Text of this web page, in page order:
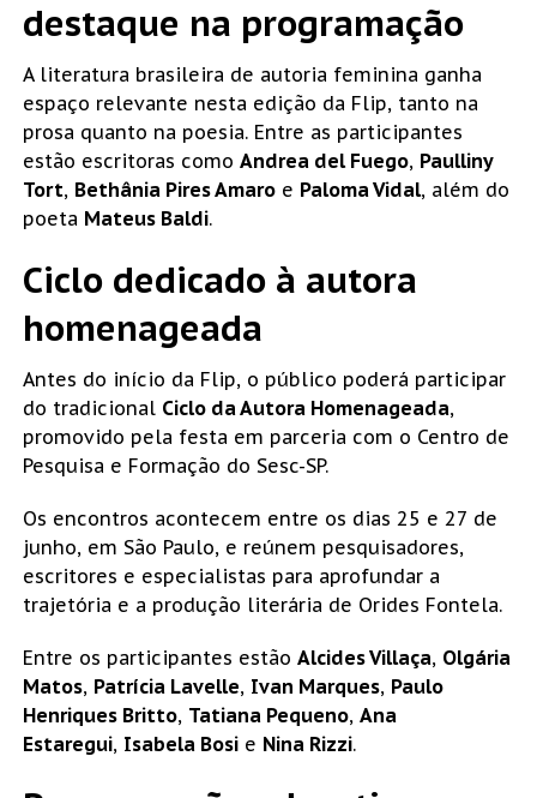
destaque na programação
A literatura brasileira de autoria feminina ganha
espaço relevante nesta edição da Flip, tanto na
prosa quanto na poesia. Entre as participantes
estão escritoras como Andrea del Fuego, Paulliny
Tort, Bethânia Pires Amaro e Paloma Vidal, além do
poeta Mateus Baldi.
Ciclo dedicado à autora
homenageada
Antes do início da Flip, o público poderá participar
do tradicional Ciclo da Autora Homenageada,
promovido pela festa em parceria com o Centro de
Pesquisa e Formação do Sesc-SP.
Os encontros acontecem entre os dias 25 e 27 de
junho, em São Paulo, e reúnem pesquisadores,
escritores e especialistas para aprofundar a
trajetória e a produção literária de Orides Fontela.
Entre os participantes estão Alcides Villaça, Olgária
Matos, Patrícia Lavelle, Ivan Marques, Paulo
Henriques Britto, Tatiana Pequeno, Ana
Estaregui, Isabela Bosi e Nina Rizzi.